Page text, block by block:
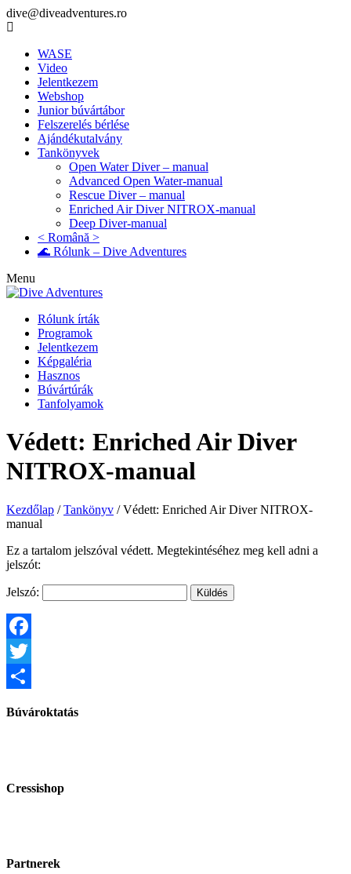
dive@diveadventures.ro
WASE
Video
Jelentkezem
Webshop
Junior búvártábor
Felszerelés bérlése
Ajándékutalvány
Tankönyvek
Open Water Diver – manual
Advanced Open Water-manual
Rescue Diver – manual
Enriched Air Diver NITROX-manual
Deep Diver-manual
< Română >
🌊 Rólunk – Dive Adventures
Menu
Rólunk írták
Programok
Jelentkezem
Képgaléria
Hasznos
Búvártúrák
Tanfolyamok
Védett: Enriched Air Diver
NITROX-manual
Kezdőlap /Tankönyv /Védett: Enriched Air Diver NITROX-
manual
Ez a tartalom jelszóval védett. Megtekintéséhez meg kell adni a
jelszót:
Jelszó:
Facebook
Twitter
Búvároktatás
Cressishop
Partnerek